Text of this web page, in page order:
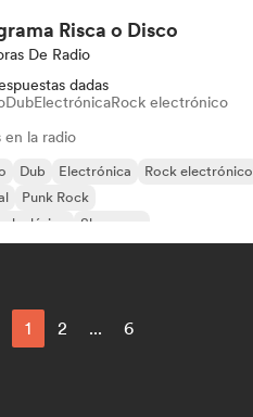
Risca o Disco
De Radio
dadas
DubElectrónicaRock electrónico
en la radio
Dub Electrónica
Rock electrónico
Punk Rock
clásico
Shoegaze
1 2 ... 6